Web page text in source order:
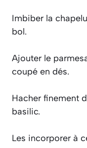
Imbiber la
bol.
Ajouter le
coupé en dés.
Hacher finement
basilic.
Les incorporer à